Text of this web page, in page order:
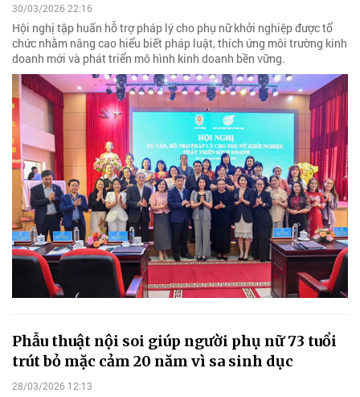
30/03/2026 22:16
Hội nghị tập huấn hỗ trợ pháp lý cho phụ nữ khởi nghiệp được tổ
chức nhằm nâng cao hiểu biết pháp luật, thích ứng môi trường kinh
doanh mới và phát triển mô hình kinh doanh bền vững.
Phẫu thuật nội soi giúp người phụ nữ 73 tuổi
trút bỏ mặc cảm 20 năm vì sa sinh dục
28/03/2026 12:13